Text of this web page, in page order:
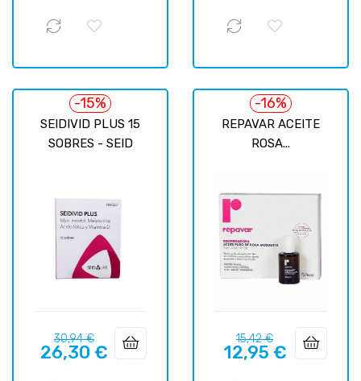
SEIDIVID PLUS 15
SOBRES - SEID
-15%
Precio
regular
30,94 €Precio
26,30 €
REPAVAR ACEITE
ROSA...
-16%
Precio
regular
15,42 €Precio
12,95 €